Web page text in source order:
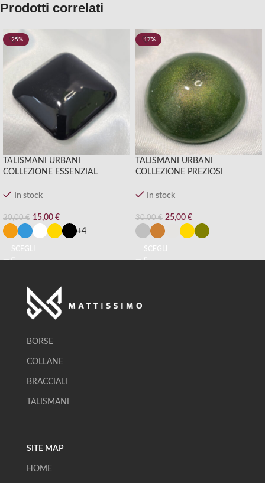
Prodotti correlati
-25%
TALISMANI URBANI
COLLEZIONE ESSENZIAL
In stock
20,00€ 15,00 €
+4
SCEGLI
-17%
TALISMANI URBANI
COLLEZIONE PREZIOSI
In stock
30,00€ 25,00 €
SCEGLI
BORSE
COLLANE
BRACCIALI
TALISMANI
SITE MAP
HOME